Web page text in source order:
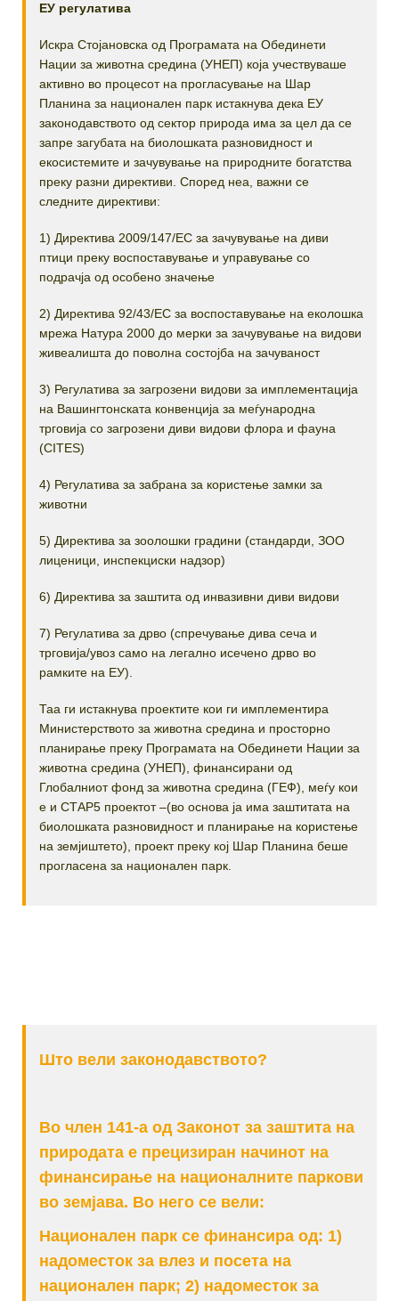
ЕУ регулатива
Искра Стојановска од Програмата на Обединети
Нации за животна средина (УНЕП) која учествуваше
активно во процесот на прогласување на Шар
Планина за национален парк истакнува дека ЕУ
законодавството од сектор природа има за цел да се
запре загубата на биолошката разновидност и
екосистемите и зачувување на природните богатства
преку разни директиви. Според неа, важни се
следните директиви:
1) Директива 2009/147/ЕС за зачувување на диви
птици преку воспоставување и управување со
подрачја од особено значење
2) Директива 92/43/ЕС за воспоставување на еколошка
мрежа Натура 2000 до мерки за зачувување на видови
живеалишта до поволна состојба на зачуваност
3) Регулатива за загрозени видови за имплементација
на Вашингтонската конвенција за меѓународна
трговија со загрозени диви видови флора и фауна
(CITES)
4) Регулатива за забрана за користење замки за
животни
5) Директива за зоолошки градини (стандарди, ЗОО
лиценици, инспекциски надзор)
6) Директива за заштита од инвазивни диви видови
7) Регулатива за дрво (спречување дива сеча и
трговија/увоз само на легално исечено дрво во
рамките на ЕУ).
Таа ги истакнува проектите кои ги имплементира
Министерството за животна средина и просторно
планирање преку Програмата на Обединети Нации за
животна средина (УНЕП), финансирани од
Глобалниот фонд за животна средина (ГЕФ), меѓу кои
е и СТАР5 проектот –(во основа ја има заштитата на
биолошката разновидност и планирање на користење
на земјиштето), проект преку кој Шар Планина беше
прогласена за национален парк.
Што вели законодавството?
Во член 141-а од Законот за заштита на
природата е прецизиран начинот на
финансирање на националните паркови
во земјава. Во него се вели:
Национален парк се финансира од: 1)
надоместок за влез и посета на
национален парк; 2) надоместок за